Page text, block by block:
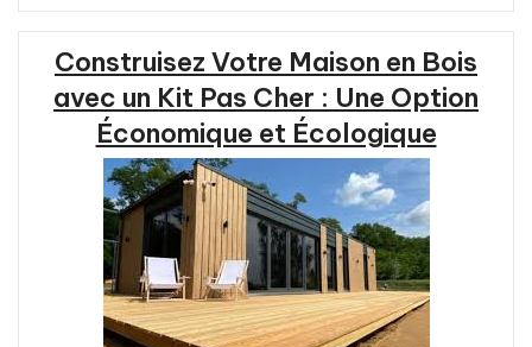
Maison
en
Bois
en
Kit
Pas
Cher
Une
Alternative
Abordable
et
Écologique »
Construisez Votre Maison en Bois
avec un Kit Pas Cher : Une Option
Économique et Écologique